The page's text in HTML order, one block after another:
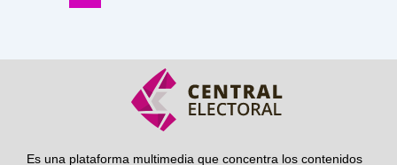
Es una plataforma multimedia que concentra los contenidos